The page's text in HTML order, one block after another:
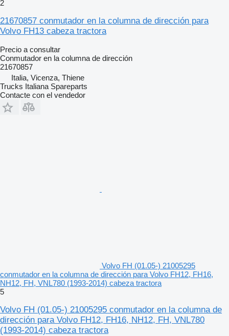
2
21670857 conmutador en la columna de dirección para
Volvo FH13 cabeza tractora
Precio a consultar
Conmutador en la columna de dirección
21670857
Italia, Vicenza, Thiene
Trucks Italiana Spareparts
Contacte con el vendedor
Volvo FH (01.05-) 21005295
conmutador en la columna de dirección para Volvo FH12, FH16,
NH12, FH, VNL780 (1993-2014) cabeza tractora
5
Volvo FH (01.05-) 21005295 conmutador en la columna de
dirección para Volvo FH12, FH16, NH12, FH, VNL780
(1993-2014) cabeza tractora